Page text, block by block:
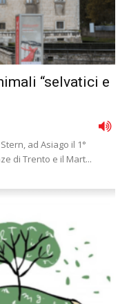
“selvatici e
ad Asiago il 1°
di Trento e il Mart...